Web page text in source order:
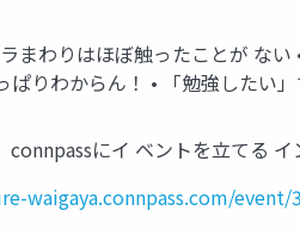
まわりはほぼ触ったことが な
ぱりわからん！ • 「勉強したい
connpassにイ ベントを立てる
waigaya.connpass.com/event/